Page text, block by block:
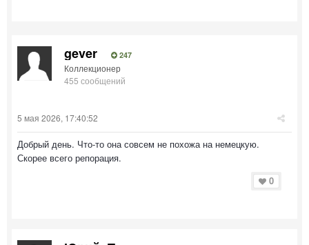
gever 247
Коллекционер
455 сообщений
5 мая 2026, 17:40:52
Добрый день. Что-то она совсем не похожа на немецкую.
Скорее всего репорация.
0